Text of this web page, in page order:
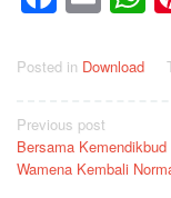
Posted in Download
Post
navigation
Previous post
Bersama
Wamena Kembali